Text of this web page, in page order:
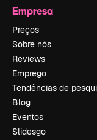
Empresa
Preços
Sobre nós
Reviews
Emprego
Tendências de
Blog
Eventos
Slidesgo